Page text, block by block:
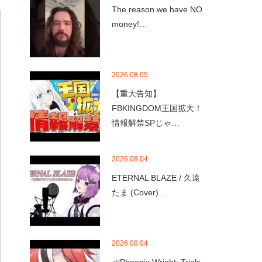
The reason we have NO
money!…
2026.08.05
【重大告知】
FBKINGDOM王国拡大！
情報解禁SPじゃ…
2026.08.04
ETERNAL BLAZE / 久遠
たま (Cover)…
2026.08.04